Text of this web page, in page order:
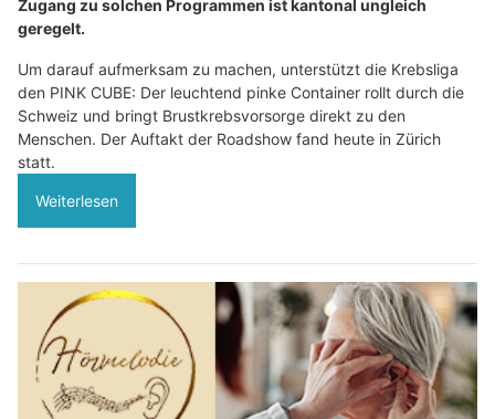
Zugang zu solchen Programmen ist kantonal ungleich
geregelt.
Um darauf aufmerksam zu machen, unterstützt die Krebsliga
den PINK CUBE: Der leuchtend pinke Container rollt durch die
Schweiz und bringt Brustkrebsvorsorge direkt zu den
Menschen. Der Auftakt der Roadshow fand heute in Zürich
statt.
Weiterlesen